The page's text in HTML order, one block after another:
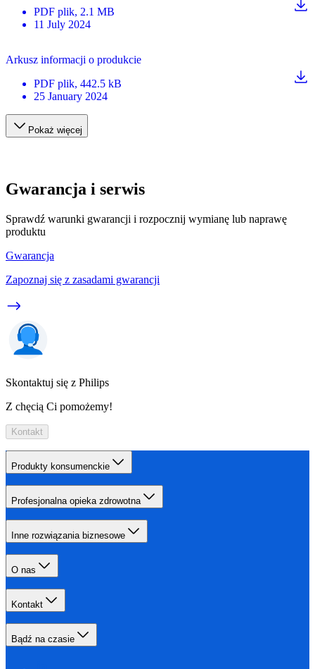
PDF plik, 2.1 MB
11 July 2024
Arkusz informacji o produkcie
PDF plik, 442.5 kB
25 January 2024
Pokaż więcej
Gwarancja i serwis
Sprawdź warunki gwarancji i rozpocznij wymianę lub naprawę
produktu
Gwarancja
Zapoznaj się z zasadami gwarancji
Skontaktuj się z Philips
Z chęcią Ci pomożemy!
Kontakt
Produkty konsumenckie
Profesjonalna opieka zdrowotna
Inne rozwiązania biznesowe
O nas
Kontakt
Bądź na czasie